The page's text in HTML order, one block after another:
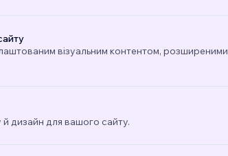
візуальним контентом, розширеними
дизайн для вашого сайту.